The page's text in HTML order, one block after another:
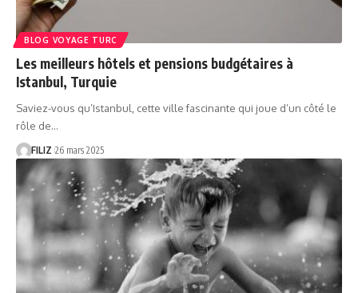
BLOG VOYAGE TURC
Les meilleurs hôtels et pensions budgétaires à
Istanbul, Turquie
Saviez-vous qu’Istanbul, cette ville fascinante qui joue d’un côté le
rôle de…
FILIZ 26 mars 2025